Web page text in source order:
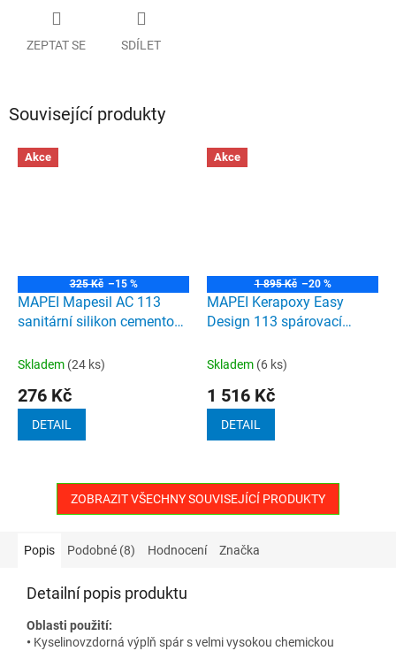
ZEPTAT SE SDÍLET
Související produkty
Akce
325 Kč –15 %
MAPEI Mapesil AC 113
sanitární silikon cementově
Skladem (24 ks)
276 Kč
DETAIL
Akce
1 895 Kč –20 %
MAPEI Kerapoxy Easy
Design 113 spárovací
3kg
Skladem (6 ks)
1 516 Kč
DETAIL
ZOBRAZIT VŠECHNY SOUVISEJÍCÍ PRODUKTY
Popis Podobné (8) Hodnocení Značka
Detailní popis produktu
Oblasti použití:
• Kyselinovzdorná výplň spár s velmi vysokou chemickou